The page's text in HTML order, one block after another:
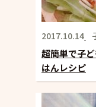
2017.10.14
超簡単で子
はんレシピ